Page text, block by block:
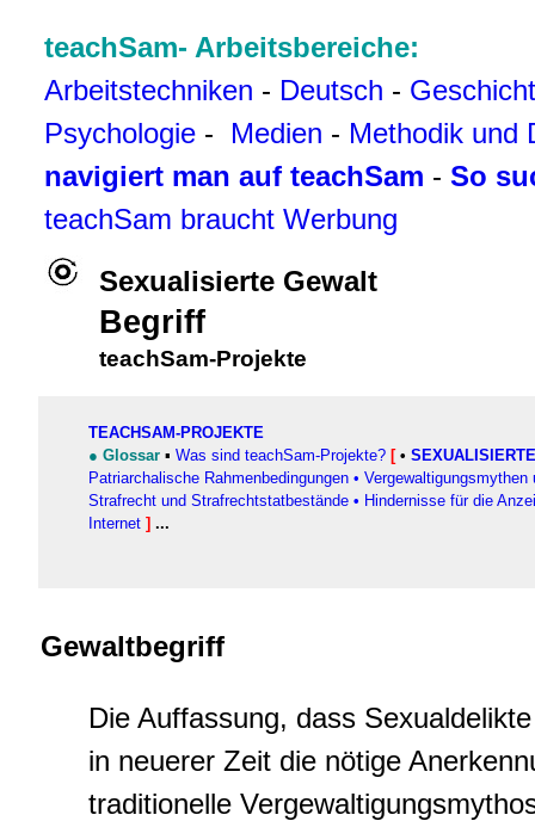
teachSam- Arbeitsbereiche:
Arbeitstechniken - Deutsch -
Psychologie - Medien - Methodik und
navigiert man auf teachSam - So
teachSam braucht Werbung
Sexualisierte Gewalt
Begriff
teachSam-Projekte
TEACHSAM-PROJEKTE
● Glossar ▪ Was sind teachSam-Projekte? [ •
Patriarchalische Rahmenbedingungen • Vergewaltigungsmythen
Strafrecht und Strafrechtstatbestände • Hindernisse für die
Internet ] ...
Gewaltbegriff
Die Auffassung, dass
in neuerer Zeit die nötige
traditionelle